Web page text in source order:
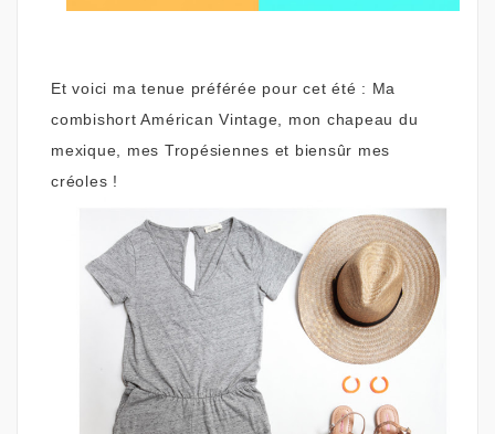
Et voici ma tenue préférée pour cet été : Ma
combishort Américan Vintage, mon chapeau du
mexique, mes Tropésiennes et biensûr mes
créoles !